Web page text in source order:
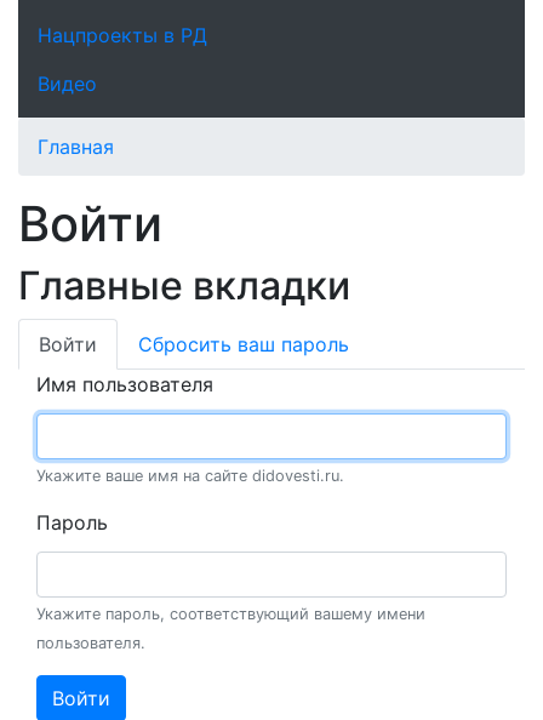
Нацпроекты в РД
Видео
Главная
Войти
Главные вкладки
Войти
Сбросить ваш пароль
Имя пользователя
Укажите ваше имя на сайте didovesti.ru.
Пароль
Укажите пароль, соответствующий вашему имени
пользователя.
Войти